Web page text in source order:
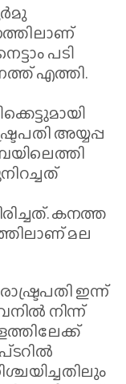
പടി
എത്തി.
അയ്യപ്പ
കനത്ത
മല
ഇന്ന്
നിന്ന്